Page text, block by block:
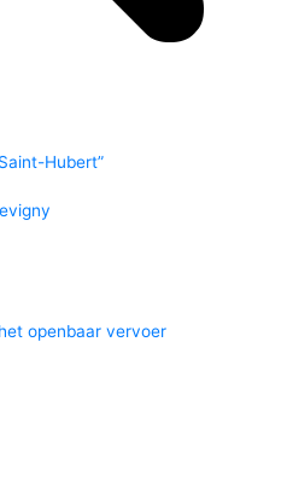
Hubert”
openbaar vervoer